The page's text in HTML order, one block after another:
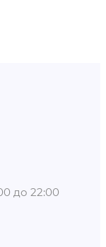
до 22:00